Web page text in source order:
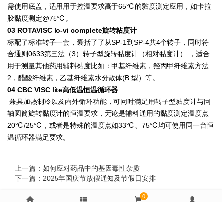
需使用底盖，适用用于控温要求高于65℃的黏度测定应用，如卡拉
胶黏度测定@75℃。
03 ROTAVISC lo-vi complete旋转粘度计
标配了标准转子一套，囊括了了从SP-1到SP-4共4个转子，同时符
合通则0633第三法（3）转子型旋转黏度计（相对黏度计） ，适合
用于测量其他药用辅料黏度比如：甲基纤维素，羟丙甲纤维素方法
2，醋酸纤维素，乙基纤维素水分散体(B 型）等。
04 CBC VISC lite高低温恒温循环器
兼具加热制冷以及内外循环功能，可同时满足用转子型黏度计与同
轴圆筒旋转黏度计的恒温要求，无论是辅料通用的黏度测定温度点
20℃/25℃，或者是特殊的温度点如33℃、75℃均可使用同一台恒
温循环器满足要求。
上一篇： 如何应对药品中的基因毒性杂质
下一篇： 2025年国庆节放假通知及节假日安排
0